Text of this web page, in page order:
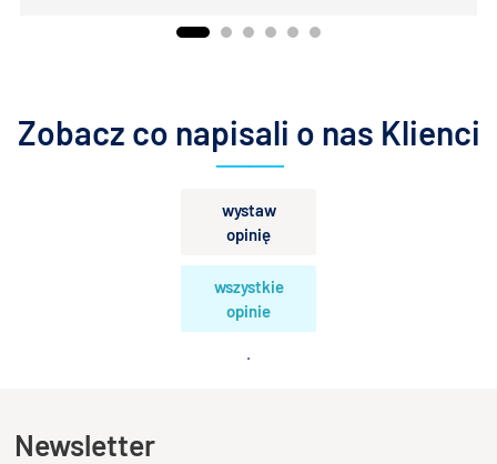
Zobacz co napisali o nas Klienci
wystaw
opinię
wszystkie
opinie
.
Newsletter